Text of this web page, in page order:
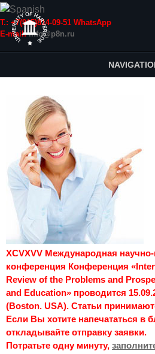
Т.: +7(915)814-09-51 WhatsApp
E-mail:info@p8n.ru
XCVXVV Международная научно-
конференция Конференция
Review of the Problems and
and Education» проводится
(Boston. USA). Статьи
Если Вы хотите напечататься в
откладывайте отправку заявки.
Потратьте одну минуту,